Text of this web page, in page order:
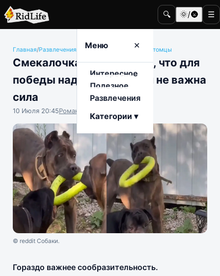
🔍 🌞/🌚 ☰
Меню ✕
Интересное
Полезное
Развлечения
Категории ▾
Главная/Развлечения Животные и домашние питомцы
Смекалочка: пес показал, что для
победы над соперниками не важна
сила
10 Июля 20:45Роман Чистоляпов
© reddit Собаки.
Гораздо важнее сообразительность.